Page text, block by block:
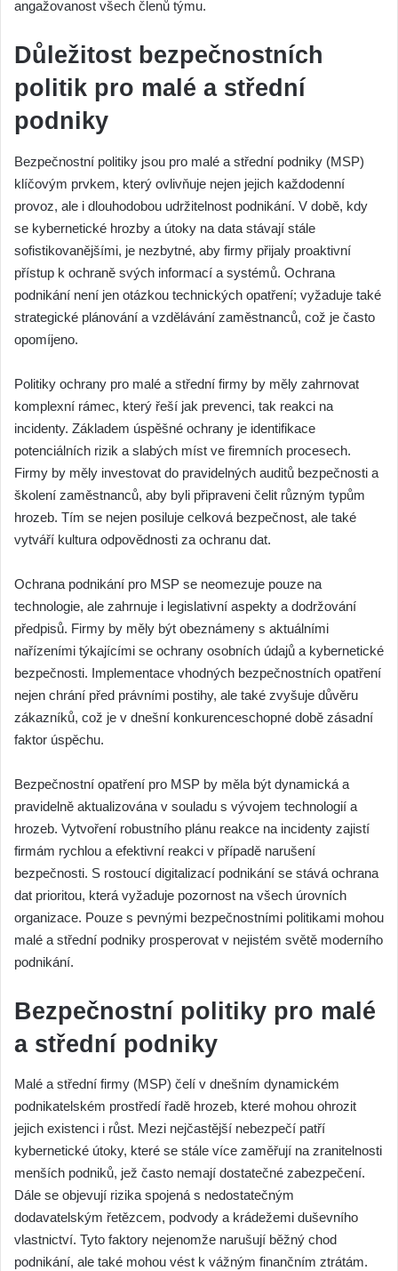
angažovanost všech členů týmu.
Důležitost bezpečnostních
politik pro malé a střední
podniky
Bezpečnostní politiky jsou pro malé a střední podniky (MSP)
klíčovým prvkem, který ovlivňuje nejen jejich každodenní
provoz, ale i dlouhodobou udržitelnost podnikání. V době, kdy
se kybernetické hrozby a útoky na data stávají stále
sofistikovanějšími, je nezbytné, aby firmy přijaly proaktivní
přístup k ochraně svých informací a systémů. Ochrana
podnikání není jen otázkou technických opatření; vyžaduje také
strategické plánování a vzdělávání zaměstnanců, což je často
opomíjeno.
Politiky ochrany pro malé a střední firmy by měly zahrnovat
komplexní rámec, který řeší jak prevenci, tak reakci na
incidenty. Základem úspěšné ochrany je identifikace
potenciálních rizik a slabých míst ve firemních procesech.
Firmy by měly investovat do pravidelných auditů bezpečnosti a
školení zaměstnanců, aby byli připraveni čelit různým typům
hrozeb. Tím se nejen posiluje celková bezpečnost, ale také
vytváří kultura odpovědnosti za ochranu dat.
Ochrana podnikání pro MSP se neomezuje pouze na
technologie, ale zahrnuje i legislativní aspekty a dodržování
předpisů. Firmy by měly být obeznámeny s aktuálními
nařízeními týkajícími se ochrany osobních údajů a kybernetické
bezpečnosti. Implementace vhodných bezpečnostních opatření
nejen chrání před právními postihy, ale také zvyšuje důvěru
zákazníků, což je v dnešní konkurenceschopné době zásadní
faktor úspěchu.
Bezpečnostní opatření pro MSP by měla být dynamická a
pravidelně aktualizována v souladu s vývojem technologií a
hrozeb. Vytvoření robustního plánu reakce na incidenty zajistí
firmám rychlou a efektivní reakci v případě narušení
bezpečnosti. S rostoucí digitalizací podnikání se stává ochrana
dat prioritou, která vyžaduje pozornost na všech úrovních
organizace. Pouze s pevnými bezpečnostními politikami mohou
malé a střední podniky prosperovat v nejistém světě moderního
podnikání.
Bezpečnostní politiky pro malé
a střední podniky
Malé a střední firmy (MSP) čelí v dnešním dynamickém
podnikatelském prostředí řadě hrozeb, které mohou ohrozit
jejich existenci i růst. Mezi nejčastější nebezpečí patří
kybernetické útoky, které se stále více zaměřují na zranitelnosti
menších podniků, jež často nemají dostatečné zabezpečení.
Dále se objevují rizika spojená s nedostatečným
dodavatelským řetězcem, podvody a krádežemi duševního
vlastnictví. Tyto faktory nejenomže narušují běžný chod
podnikání, ale také mohou vést k vážným finančním ztrátám.